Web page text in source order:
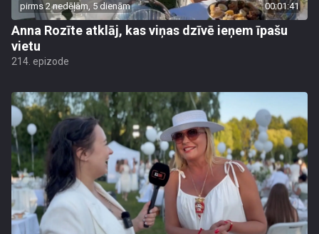
pirms 2 nedēļām, 5 dienām 00:01:41
Anna Rozīte atklāj, kas viņas dzīvē ieņem īpašu
vietu
214. epizode